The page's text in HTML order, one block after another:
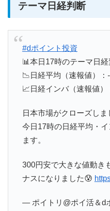
テーマ日経判断
#dポイント投資
📊本日17時のテーマ日経
📉日経平均（速報値）：
📈日経インバ（速報値）
日本市場がクローズしま
今日17時の日経平均・
ます。
300円安で大きな値動き
ナスになりました😰
— ポイトリ@ポイ活＆d